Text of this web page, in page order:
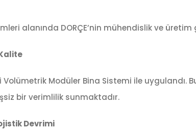
alanında DORÇE’nin mühendislik ve
Volümetrik Modüler Bina Sistemi ile
bir verimlilik sunmaktadır.
Devrimi